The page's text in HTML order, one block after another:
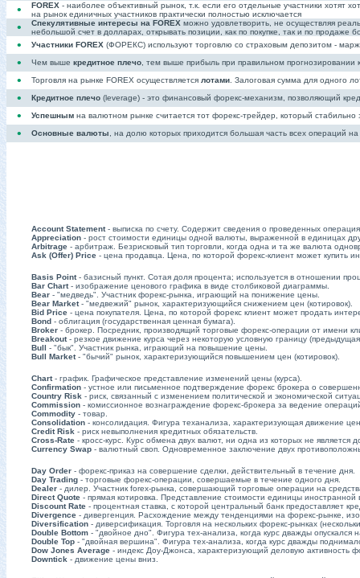
• FOREX - наиболее объективный рынок, т.к. если его отдельные участники хотят
на рынок единичных участников практически полностью исключается
• Спекулятивные интересы на FOREX можно удовлетворить, не осуществляя
небольшой счет в долларах, открывать позиции, как по покупке, так и по продаже
• Участники FOREX (ФОРЕКС) используют торговлю со страховым депозитом -
• Чем выше кредитное плечо , тем выше прибыль при правильном
• Торговля на рынке FOREX осуществляется лотами . Залоговая сумма для одного
• Кредитное плечо (leverage) - это финансовый форекс-механизм, позволяющий
• Успешным на валютном рынке считается тот форекс-трейдер, который
• Основные валюты , на долю которых приходится большая часть всех
Account Statement- выписка по счету. Содержит сведения о проведенных
Appreciation - рост стоимости единицы одной валюты, выраженной в единицах
Arbitrage - арбитраж. Безрисковый тип торговли, когда одна и та же валюта
Ask (Offer) Price - цена продавца. Цена, по которой форекс-клиент может купить
Basis Point- базисный пункт. Сотая доля процента; используется в отношении
Bar Chart- изображение ценового графика в виде столбиковой диаграммы.
Bear - "медведь". Участник форекс-рынка, играющий на понижение цены.
Bear Market- "медвежий" рынок, характеризующийся снижением цен (котировок).
Bid Price - цена покупателя. Цена, по которой форекс клиент может продать
Bond - облигация (государственная ценная бумага).
Broker - брокер. Посредник, производящий торговые форекс-операции от имени
Breakout- резкое движение курса через некоторую условную границу
Bull - "бык". Участник рынка, играющий на повышение цены.
Bull Market- "бычий" рынок, характеризующийся повышением цен (котировок).
Chart- график. Графическое представление изменений цены (курса).
Confirmation - устное или письменное подтверждение форекс брокера о
Country Risk - риск, связанный с изменением политической и экономической
Commission - комиссионное вознаграждение форекс-брокера за ведение
Commodity - товар.
Consolidation - консолидация. Фигура теханализа, характеризующая движение
Credit Risk - риск невыполнения кредитных обязательств.
Cross-Rate - кросс-курс. Курс обмена двух валют, ни одна из которых не
Currency Swap - валютный своп. Одновременное заключение двух
Day Order - форекс-приказ на совершение сделки, действительный в течение дня.
Day Trading - торговые форекс-операции, совершаемые в течение одного дня.
Dealer - дилер. Участник forex-рынка, совершающий торговые операции на
Direct Quote - прямая котировка. Представление стоимости единицы
Discount Rate - процентная ставка, с которой центральный банк предоставляет
Divergence - дивергенция. Расхождение между тенденциями на форекс-рынке,
Diversification - диверсификация. Торговля на нескольких форекс-рынках
Double Bottom - "двойное дно". Фигура тех-анализа, когда курс дважды опускался
Double Top - "двойная вершина". Фигура тех-анализа, когда курс дважды
Dow Jones Average - индекс Доу-Джонса, характеризующий деловую активность
Downtick - движение цены вниз.